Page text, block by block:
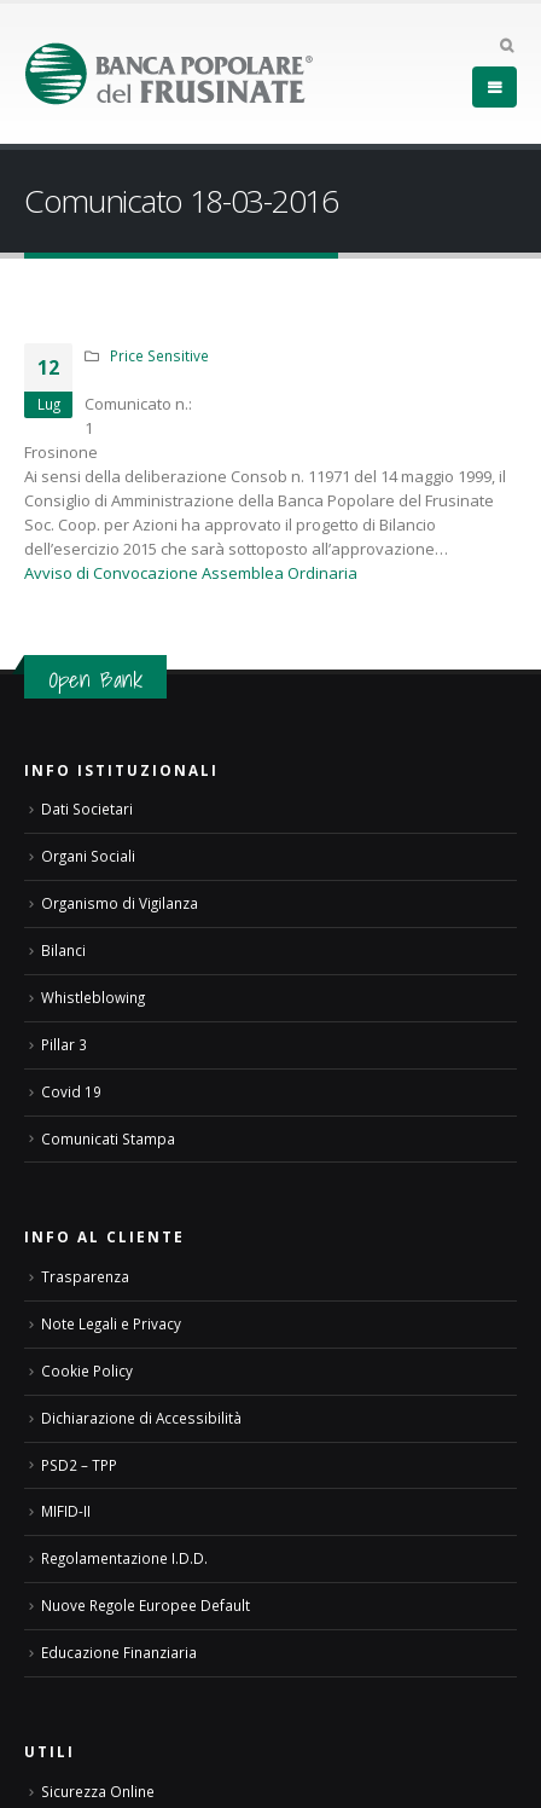
Comunicato 18-03-2016
12
Lug
Price Sensitive
Comunicato n.:
1
Frosinone
Ai sensi della deliberazione Consob n. 11971 del 14 maggio 1999, il
Consiglio di Amministrazione della Banca Popolare del Frusinate
Soc. Coop. per Azioni ha approvato il progetto di Bilancio
dell’esercizio 2015 che sarà sottoposto all’approvazione…
Avviso di Convocazione Assemblea Ordinaria
Open Bank
INFO ISTITUZIONALI
Dati Societari
Organi Sociali
Organismo di Vigilanza
Bilanci
Whistleblowing
Pillar 3
Covid 19
Comunicati Stampa
INFO AL CLIENTE
Trasparenza
Note Legali e Privacy
Cookie Policy
Dichiarazione di Accessibilità
PSD2 – TPP
MIFID-II
Regolamentazione I.D.D.
Nuove Regole Europee Default
Educazione Finanziaria
UTILI
Sicurezza Online